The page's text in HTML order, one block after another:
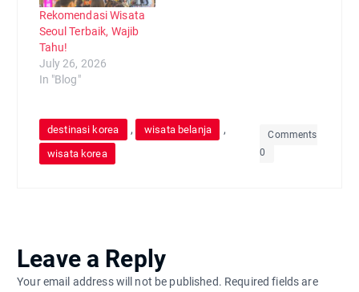
Rekomendasi Wisata
Seoul Terbaik, Wajib
Tahu!
July 26, 2026
In "Blog"
destinasi korea , wisata belanja ,
wisata korea
Comments
0
Leave a Reply
Your email address will not be published. Required fields are